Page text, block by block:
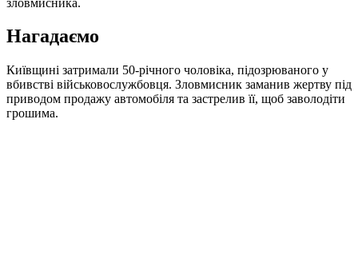
Нагадаємо
Київщині затримали 50-річного чоловіка, підозрюваного у
вбивстві військовослужбовця. Зловмисник заманив жертву під
приводом продажу автомобіля та застрелив її, щоб заволодіти
грошима.